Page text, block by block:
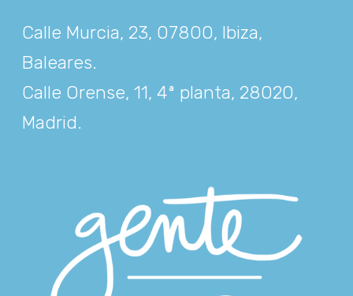
Calle Murcia, 23, 07800, Ibiza,
Baleares.
Calle Orense, 11, 4ª planta, 28020,
Madrid.